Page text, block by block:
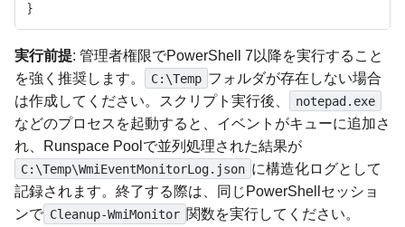
実行前提: 管理者権限でPowerShell 7以降を実行すること
を強く推奨します。
C:\Temp フォルダが存在しない場合
は作成してください。スクリプト実行後、
notepad.exe
などのプロセスを起動すると、イベントがキューに追加さ
れ、Runspace Poolで並列処理された結果が
C:\Temp\WmiEventMonitorLog.json に構造化ログとして
記録されます。終了する際は、同じPowerShellセッショ
ンで Cleanup-WmiMonitor 関数を実行してください。